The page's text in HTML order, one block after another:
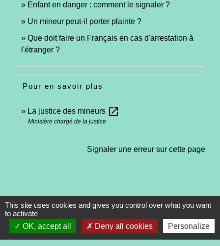
Enfant en danger : comment le signaler ?
Un mineur peut-il porter plainte ?
Que doit faire un Français en cas d'arrestation à
l'étranger ?
Pour en savoir plus
La justice des mineurs open_in_new
Ministère chargé de la justice
Signaler une erreur sur cette page
Commune de Tréveneuc
This site uses cookies and gives you control over what you want
to activate
OK, accept all
Deny all cookies Personalize